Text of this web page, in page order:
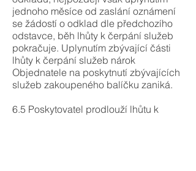
jednoho měsíce od zaslání oznámení
se žádostí o odklad dle předchozího
odstavce, běh lhůty k čerpání služeb
pokračuje. Uplynutím zbývající části
lhůty k čerpání služeb nárok
Objednatele na poskytnutí zbývajících
služeb zakoupeného balíčku zaniká.
6.5 Poskytovatel prodlouží lhůtu k